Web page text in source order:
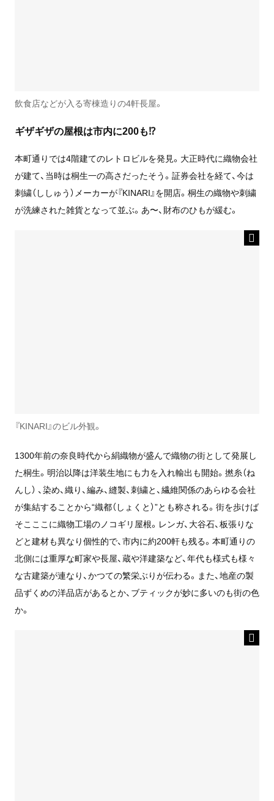
飲食店などが入る寄棟造りの4軒長屋。
ギザギザの屋根は市内に200も⁉
本町通りでは4階建てのレトロビルを発見。大正時代に織物会社
が建て、当時は桐生一の高さだったそう。証券会社を経て、今は
刺繍（ししゅう）メーカーが『KINARI』を開店。桐生の織物や刺繍
が洗練された雑貨となって並ぶ。あ〜、財布のひもが緩む。
『KINARI』のビル外観。
1300年前の奈良時代から絹織物が盛んで織物の街として発展し
た桐生。明治以降は洋装生地にも力を入れ輸出も開始。撚糸（ね
んし） 、染め、織り、編み、縫製、刺繍と、繊維関係のあらゆる会社
が集結することから“織都（しょくと）”とも称される。街を歩けば
そこここに織物工場のノコギリ屋根。レンガ、大谷石、板張りな
どと建材も異なり個性的で、市内に約200軒も残る。本町通りの
北側には重厚な町家や長屋、蔵や洋建築など、年代も様式も様々
な古建築が連なり、かつての繁栄ぶりが伝わる。また、地産の製
品ずくめの洋品店があるとか、ブティックが妙に多いのも街の色
か。